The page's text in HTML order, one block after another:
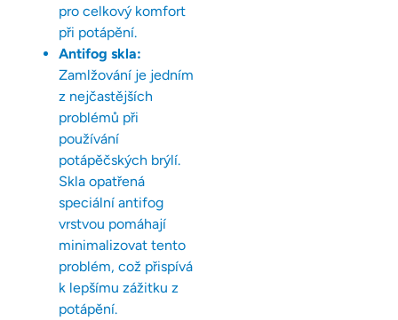
pro celkový komfort
při potápění.
Antifog skla:
Zamlžování je jedním
z nejčastějších
problémů při
používání
potápěčských brýlí.
Skla opatřená
speciální antifog
vrstvou pomáhají
minimalizovat tento
problém, což přispívá
k lepšímu zážitku z
potápění.